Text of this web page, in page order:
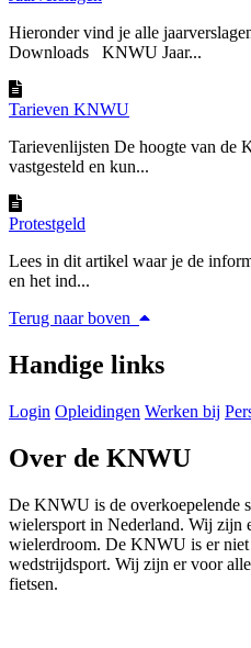
Hieronder vind je alle
Downloads KNWU Jaar...
Tarieven KNWU
Tarievenlijsten De hoogte van de
vastgesteld en kun...
Protestgeld
Lees in dit artikel waar je de
en het ind...
Terug naar boven
Handige links
Login Opleidingen Werken bij
Over de KNWU
De KNWU is de overkoepelende
wielersport in Nederland. Wij zijn
wielerdroom. De KNWU is er niet
wedstrijdsport. Wij zijn er voor
fietsen.